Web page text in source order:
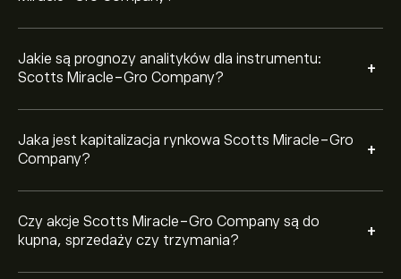
Jakie są prognozy analityków dla instrumentu:
Scotts Miracle-Gro Company?
+
Jaka jest kapitalizacja rynkowa Scotts Miracle-Gro
Company?
+
Czy akcje Scotts Miracle-Gro Company są do
kupna, sprzedaży czy trzymania?
+